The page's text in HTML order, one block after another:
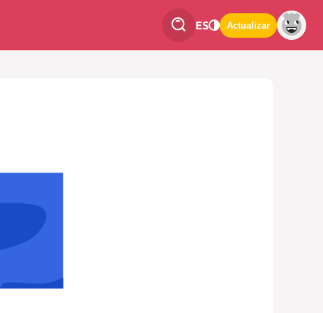
ES Actualizar